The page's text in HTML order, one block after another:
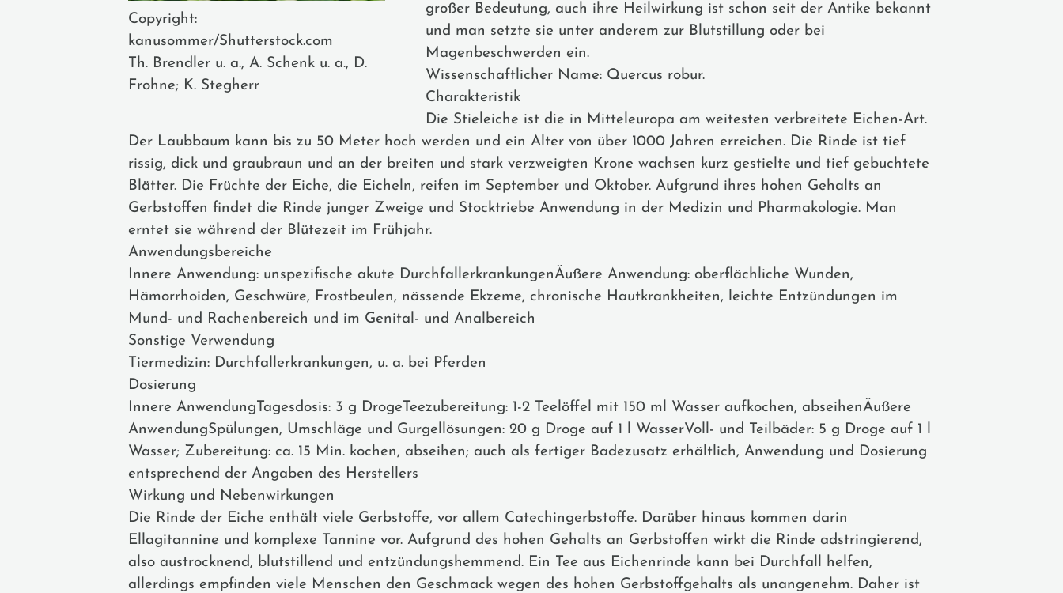
Copyright:
kanusommer/Shutterstock.com
Th. Brendler u. a., A. Schenk u. a., D.
Frohne; K. Stegherr
großer Bedeutung, auch ihre Heilwirkung ist schon seit der Antike bekannt
und man setzte sie unter anderem zur Blutstillung oder bei
Magenbeschwerden ein.
Wissenschaftlicher Name: Quercus robur.
Charakteristik
Die Stieleiche ist die in Mitteleuropa am weitesten verbreitete Eichen-Art.
Der Laubbaum kann bis zu 50 Meter hoch werden und ein Alter von über 1000 Jahren erreichen. Die Rinde ist tief
rissig, dick und graubraun und an der breiten und stark verzweigten Krone wachsen kurz gestielte und tief gebuchtete
Blätter. Die Früchte der Eiche, die Eicheln, reifen im September und Oktober. Aufgrund ihres hohen Gehalts an
Gerbstoffen findet die Rinde junger Zweige und Stocktriebe Anwendung in der Medizin und Pharmakologie. Man
erntet sie während der Blütezeit im Frühjahr.
Anwendungsbereiche
Innere Anwendung: unspezifische akute DurchfallerkrankungenÄußere Anwendung: oberflächliche Wunden,
Hämorrhoiden, Geschwüre, Frostbeulen, nässende Ekzeme, chronische Hautkrankheiten, leichte Entzündungen im
Mund- und Rachenbereich und im Genital- und Analbereich
Sonstige Verwendung
Tiermedizin: Durchfallerkrankungen, u. a. bei Pferden
Dosierung
Innere AnwendungTagesdosis: 3 g DrogeTeezubereitung: 1-2 Teelöffel mit 150 ml Wasser aufkochen, abseihenÄußere
AnwendungSpülungen, Umschläge und Gurgellösungen: 20 g Droge auf 1 l WasserVoll- und Teilbäder: 5 g Droge auf 1 l
Wasser; Zubereitung: ca. 15 Min. kochen, abseihen; auch als fertiger Badezusatz erhältlich, Anwendung und Dosierung
entsprechend der Angaben des Herstellers
Wirkung und Nebenwirkungen
Die Rinde der Eiche enthält viele Gerbstoffe, vor allem Catechingerbstoffe. Darüber hinaus kommen darin
Ellagitannine und komplexe Tannine vor. Aufgrund des hohen Gehalts an Gerbstoffen wirkt die Rinde adstringierend,
also austrocknend, blutstillend und entzündungshemmend. Ein Tee aus Eichenrinde kann bei Durchfall helfen,
allerdings empfinden viele Menschen den Geschmack wegen des hohen Gerbstoffgehalts als unangenehm. Daher ist